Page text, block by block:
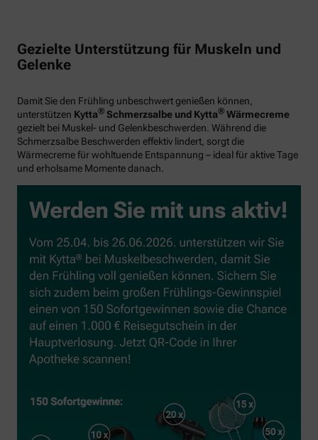
Gezielte Unterstützung für Muskeln und
Gelenke
Damit Sie den Frühling unbeschwert genießen können,
unterstützen Kytta® Schmerzsalbe und Kytta® Wärmecreme
gezielt bei Muskel- und Gelenkbeschwerden. Während die
Schmerzsalbe Beschwerden effektiv lindert, sorgt die
Wärmecreme für wohltuende Entspannung – ideal für aktive Tage
und erholsame Momente danach.